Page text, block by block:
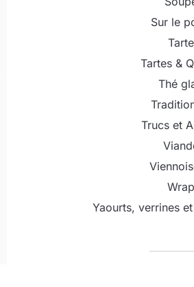
Sur le
Tartes &
Thé
Trucs et
Yaourts, verrines